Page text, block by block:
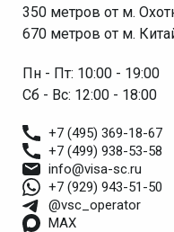
350 метров от м.
670 метров от м.
Пн - Пт: 10:00 - 19:00
Сб - Вс: 12:00 - 18:00
+7 (495) 369-18-67
+7 (499) 938-53-58
info@visa-sc.ru
+7 (929) 943-51-50
@vsc_operator
MAX